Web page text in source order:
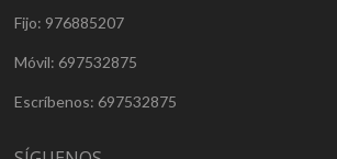
Fijo: 976885207
Móvil: 697532875
Escríbenos: 697532875